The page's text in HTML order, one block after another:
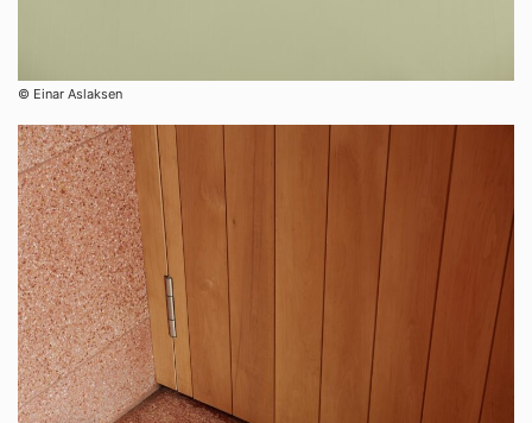
© Einar Aslaksen